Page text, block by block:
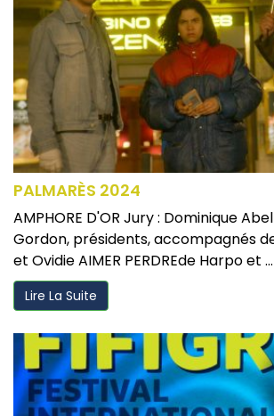
PALMARÈS 2024
AMPHORE D'OR Jury : Dominique
Gordon, présidents, accompagnés
et Ovidie AIMER PERDREde Harpo et ...
Lire La Suite